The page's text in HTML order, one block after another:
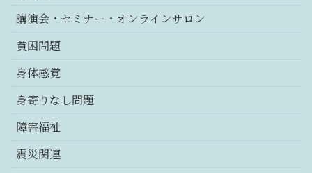
講演会・セミナー・オンラインサロン
貧困問題
身体感覚
身寄りなし問題
障害福祉
震災関連